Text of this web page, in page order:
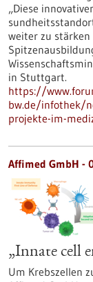
„Diese
weiter zu
in Stuttgart.
https://
bw.de/infothek/
projekte-im-
Affimed GmbH -
„Innate cell
Um Krebszellen